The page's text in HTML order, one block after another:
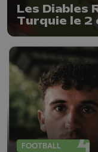
Les Diables
Turquie le 2
FOOTBALL